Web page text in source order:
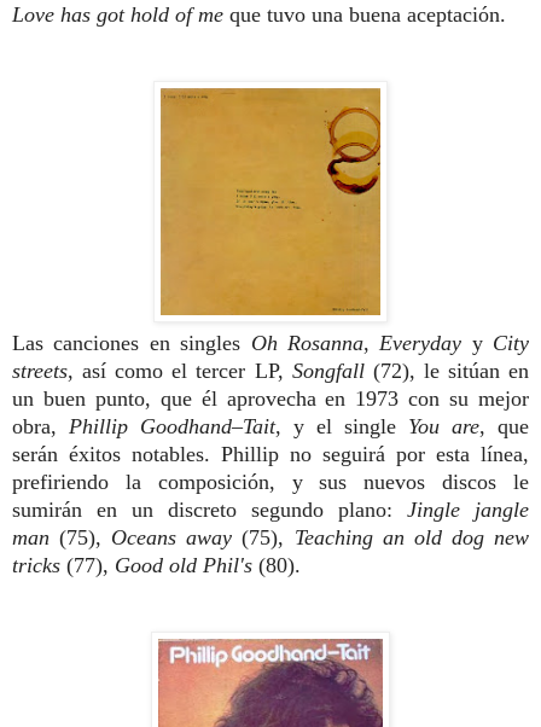
Love has got hold of me que tuvo una buena aceptación.
Las canciones en singles Oh Rosanna, Everyday y City
streets, así como el tercer LP, Songfall(72), le sitúan en
un buen punto, que él aprovecha en 1973 con su mejor
obra, Phillip Goodhand–Tait, y el single You are, que
serán éxitos notables. Phillip no seguirá por esta línea,
prefiriendo la composición, y sus nuevos discos le
sumirán en un discreto segundo plano: Jingle jangle
man (75), Oceans away (75), Teaching an old dog new
tricks (77), Good old Phil's (80).